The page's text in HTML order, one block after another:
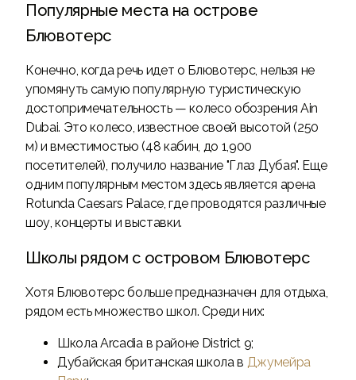
Популярные места на острове
Блювотерс
Конечно, когда речь идет о Блювотерс, нельзя не
упомянуть самую популярную туристическую
достопримечательность — колесо обозрения Ain
Dubai. Это колесо, известное своей высотой (250
м) и вместимостью (48 кабин, до 1,900
посетителей), получило название "Глаз Дубая". Еще
одним популярным местом здесь является арена
Rotunda Caesars Palace, где проводятся различные
шоу, концерты и выставки.
Школы рядом с островом Блювотерс
Хотя Блювотерс больше предназначен для отдыха,
рядом есть множество школ. Среди них:
Школа Arcadia в районе District 9;
Дубайская британская школа в Джумейра